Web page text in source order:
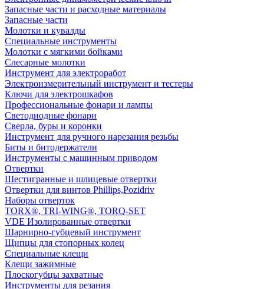
Запасные части и расходные материалы
Запасные части
Молотки и кувалды
Специальные инструменты
Молотки с мягкими бойками
Слесарные молотки
Инструмент для электроработ
Электроизмерительный инструмент и тестеры
Ключи для электрошкафов
Профессиональные фонари и лампы
Светодиодные фонари
Сверла, буры и коронки
Инструмент для ручного нарезания резьбы
Биты и битодержатели
Инструменты с машинным приводом
Отвертки
Шестигранные и шлицевые отвертки
Отвертки для винтов Phillips,Pozidriv
Наборы отверток
TORX®, TRI-WING®, TORQ-SET
VDE Изолированные отвертки
Шарнирно-губцевый инструмент
Щипцы для стопорных колец
Специальные клещи
Клещи зажимные
Плоскогубцы захватные
Инструменты для резания